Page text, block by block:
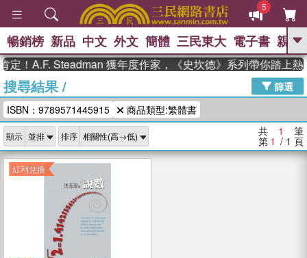
5
GO
高希均教授回憶錄
、 The Odyssey 、 父親節 、 如果歷
史是一群喵 、
獎 臺灣漫遊錄 、 方念華 、 台灣的李
登輝時代
數學女孩：黎曼猜想 、
偉大的迷走神經
暢銷榜 新品 中文 外文 簡體 三民東大 電子書 親子
定！A.F. Steadman 獲年度作家，《史坎德》系列帶你踏上熱
搜尋結果/
篩選
ISBN：9789571445915
商品類型:繁體書
顯示 排序 共 1 筆
第 1 / 1 頁
紅利兌換